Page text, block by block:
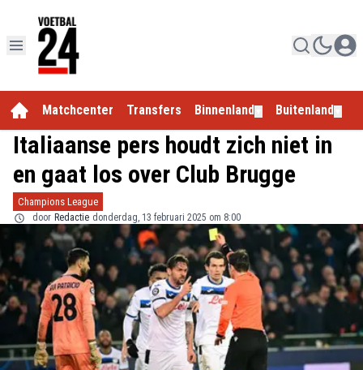
Matchcenter Transfers Binnenland Buitenland
Italiaanse pers houdt zich niet in
en gaat los over Club Brugge
Champions League
door Redactie donderdag, 13 februari 2025 om 8:00